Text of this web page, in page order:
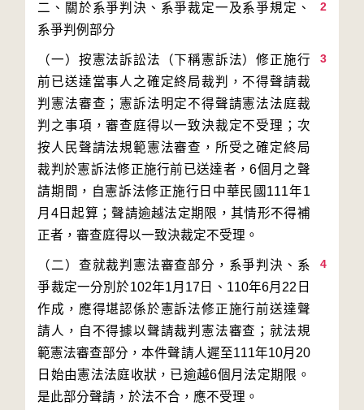
2
二、關於系爭判決、系爭裁定一及系爭規定、
3
（一）按憲法訴訟法（下稱憲訴法）修正施行
前已送達當事人之確定終局裁判，不得聲請裁
判憲法審查；憲訴法明定不得聲請憲法法庭裁
判之事項，審查庭得以一致決裁定不受理；次
按人民聲請法規範憲法審查，所受之確定終局
裁判於憲訴法修正施行前已送達者，6個月之聲
請期間，自憲訴法修正施行日中華民國111年1
月4日起算；聲請逾越法定期限，其情形不得補
4
（二）查就裁判憲法審查部分，系爭判決、系
爭裁定一分別於102年1月17日、110年6月22日
作成，應得堪認係於憲訴法修正施行前送達聲
請人，自不得據以聲請裁判憲法審查；就法規
範憲法審查部分，本件聲請人遲至111年10月20
日始由憲法法庭收狀，已逾越6個月法定期限。